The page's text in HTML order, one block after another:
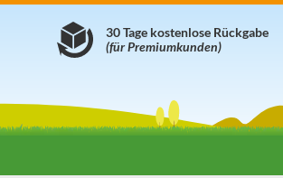
30 Tage kostenlose Rückgabe
(für Premiumkunden)